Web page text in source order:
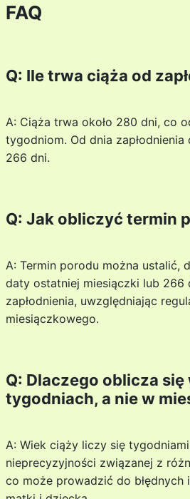
FAQ
Q: Ile trwa ciąża od
A: Ciąża trwa około 280 dni, co
tygodniom. Od dnia zapłodnienia
266 dni.
Q: Jak obliczyć termin
A: Termin porodu można ustalić,
daty ostatniej miesiączki lub 266
zapłodnienia, uwzględniając
miesiączkowego.
Q: Dlaczego oblicza
tygodniach, a nie w
A: Wiek ciąży liczy się
nieprecyzyjności związanej z
co może prowadzić do